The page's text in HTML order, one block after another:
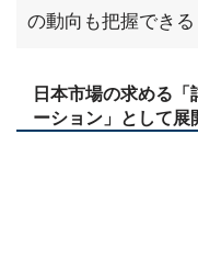
の動向も把握でき
日本市場の求める
ーション」として展